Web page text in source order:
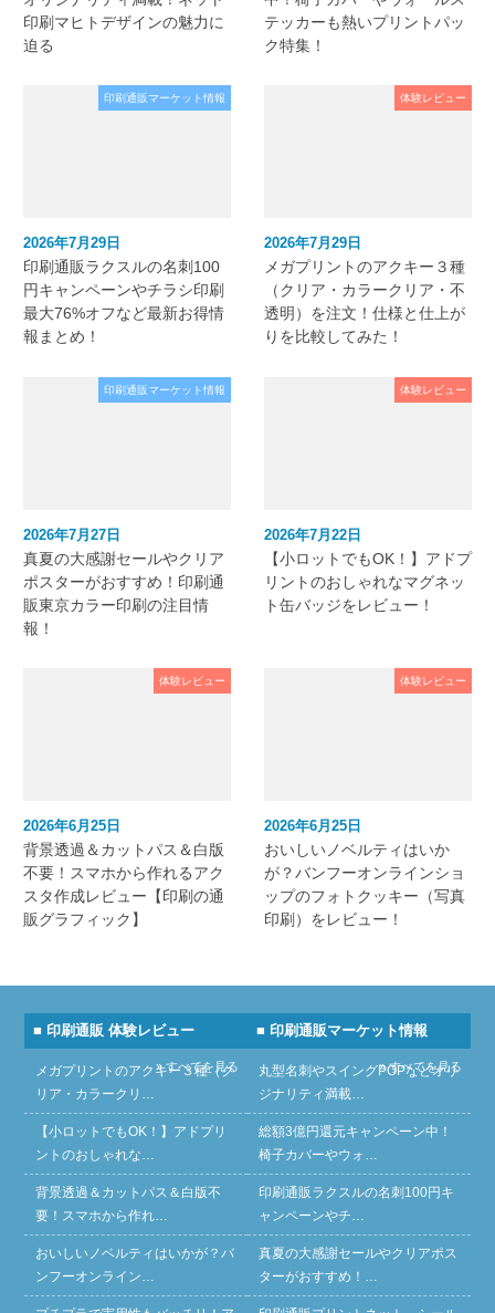
印刷マヒトデザインの魅力に
迫る
テッカーも熱いプリントパッ
ク特集！
印刷通販マーケット情報
2026年7月29日
印刷通販ラクスルの名刺100
円キャンペーンやチラシ印刷
最大76%オフなど最新お得情
報まとめ！
体験レビュー
2026年7月29日
メガプリントのアクキー３種
（クリア・カラークリア・不
透明）を注文！仕様と仕上が
りを比較してみた！
印刷通販マーケット情報
2026年7月27日
真夏の大感謝セールやクリア
ポスターがおすすめ！印刷通
販東京カラー印刷の注目情
報！
体験レビュー
2026年7月22日
【小ロットでもOK！】アドプ
リントのおしゃれなマグネッ
ト缶バッジをレビュー！
体験レビュー
2026年6月25日
背景透過＆カットパス＆白版
不要！スマホから作れるアク
スタ作成レビュー【印刷の通
販グラフィック】
体験レビュー
2026年6月25日
おいしいノベルティはいか
が？バンフーオンラインショ
ップのフォトクッキー（写真
印刷）をレビュー！
■ 印刷通販 体験レビュー
» すべてを見る
メガプリントのアクキー３種（ク
リア・カラークリ…
【小ロットでもOK！】アドプリ
ントのおしゃれな…
背景透過＆カットパス＆白版不
要！スマホから作れ…
おいしいノベルティはいかが？バ
ンフーオンライン…
■ 印刷通販マーケット情報
» すべてを見る
丸型名刺やスイングPOPなどオリ
ジナリティ満載…
総額3億円還元キャンペーン中！
椅子カバーやウォ…
印刷通販ラクスルの名刺100円キ
ャンペーンやチ…
真夏の大感謝セールやクリアポス
ターがおすすめ！…